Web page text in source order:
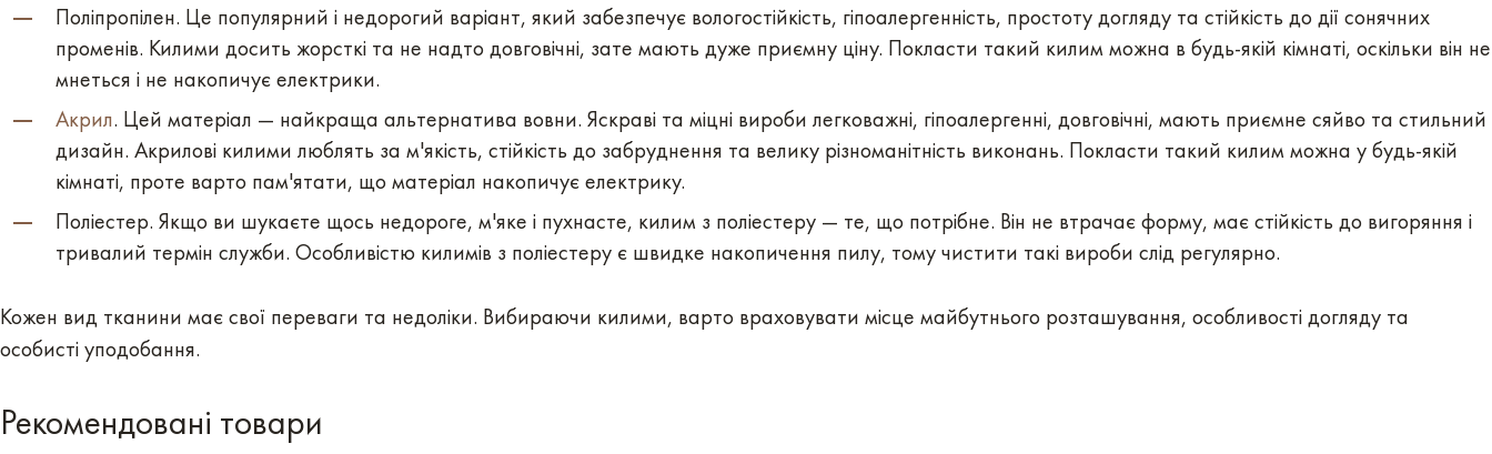
Поліпропілен. Це популярний і недорогий варіант, який забезпечує вологостійкість, гіпоалергенність, простоту догляду та стійкість до дії сонячних
променів. Килими досить жорсткі та не надто довговічні, зате мають дуже приємну ціну. Покласти такий килим можна в будь-якій кімнаті, оскільки він не
мнеться і не накопичує електрики.
Акрил. Цей матеріал — найкраща альтернатива вовни. Яскраві та міцні вироби легковажні, гіпоалергенні, довговічні, мають приємне сяйво та стильний
дизайн. Акрилові килими люблять за м'якість, стійкість до забруднення та велику різноманітність виконань. Покласти такий килим можна у будь-якій
кімнаті, проте варто пам'ятати, що матеріал накопичує електрику.
Поліестер. Якщо ви шукаєте щось недороге, м'яке і пухнасте, килим з поліестеру — те, що потрібне. Він не втрачає форму, має стійкість до вигоряння і
тривалий термін служби. Особливістю килимів з поліестеру є швидке накопичення пилу, тому чистити такі вироби слід регулярно.
Кожен вид тканини має свої переваги та недоліки. Вибираючи килими, варто враховувати місце майбутнього розташування, особливості догляду та
особисті уподобання.
Рекомендовані товари